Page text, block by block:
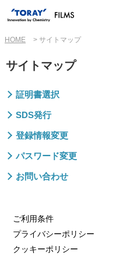
HOME サイトマップ
サイトマップ
証明書選択
SDS発行
登録情報変更
パスワード変更
お問い合わせ
ご利用条件
プライバシーポリシー
クッキーポリシー